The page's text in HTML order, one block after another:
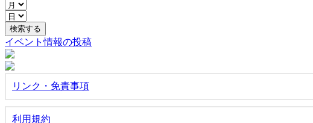
イベント情報の投稿
リンク・免責事項
利用規約